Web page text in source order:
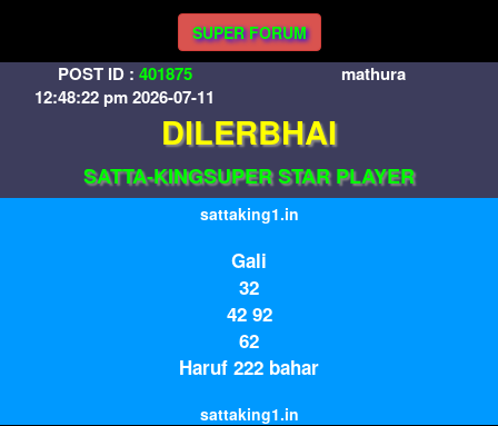
SUPER FORUM
POST ID : 401875
12:48:22 pm 2026-07-11
mathura
DILERBHAI
SATTA-KINGSUPER STAR PLAYER
sattaking1.in
Gali
32
42 92
62
Haruf 222 bahar
sattaking1.in